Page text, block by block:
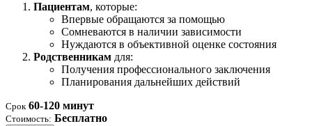
Пациентам, которые:
Впервые обращаются за помощью
Сомневаются в наличии зависимости
Нуждаются в объективной оценке состояния
Родственникам для:
Получения профессионального заключения
Планирования дальнейших действий
Срок 60-120 минут
Стоимость: Бесплатно